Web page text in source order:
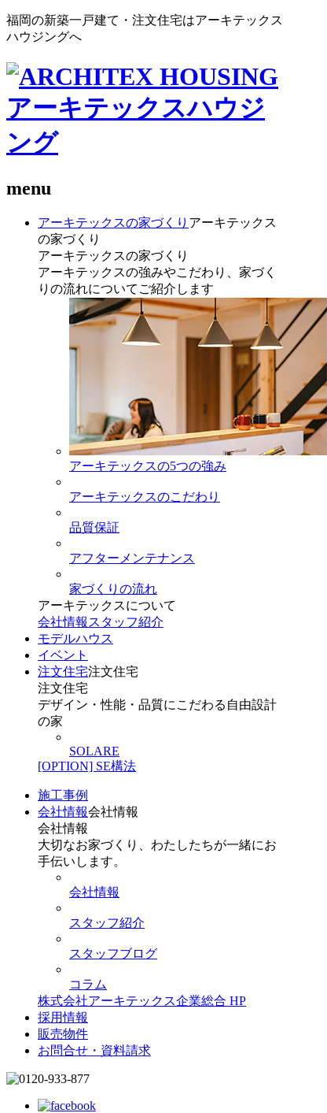
福岡の新築一戸建て・注文住宅はアーキテックス
ハウジングへ
menu
アーキテックスの家づくり アーキテックス
の家づくり
アーキテックスの家づくり
アーキテックスの強みやこだわり、家づく
りの流れについてご紹介します
アーキテックスの5つの強み
アーキテックスのこだわり
品質保証
アフターメンテナンス
家づくりの流れ
アーキテックスについて
会社情報 スタッフ紹介
モデルハウス
イベント
注文住宅注文住宅
注文住宅
デザイン・性能・品質にこだわる自由設計
の家
SOLARE
[OPTION] SE構法
施工事例
会社情報会社情報
会社情報
大切なお家づくり、わたしたちが一緒にお
手伝いします。
会社情報
スタッフ紹介
スタッフブログ
コラム
株式会社アーキテックス企業総合 HP
採用情報
販売物件
お問合せ・資料請求